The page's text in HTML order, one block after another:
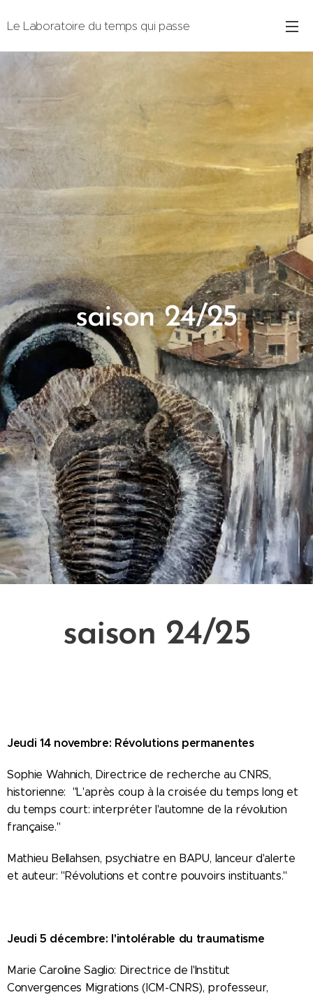
Le Laboratoire du temps qui passe
saison 24/25
saison 24/25
Jeudi 14 novembre: Révolutions permanentes
Sophie Wahnich, Directrice de recherche au CNRS,
historienne: "L'après coup à la croisée du temps long et
du temps court: interpréter l'automne de la révolution
française."
Mathieu Bellahsen, psychiatre en BAPU, lanceur d'alerte
et auteur: "Révolutions et contre pouvoirs instituants."
Jeudi 5 décembre: l'intolérable du traumatisme
Marie Caroline Saglio: Directrice de l'Institut
Convergences Migrations (ICM-CNRS), professeur,